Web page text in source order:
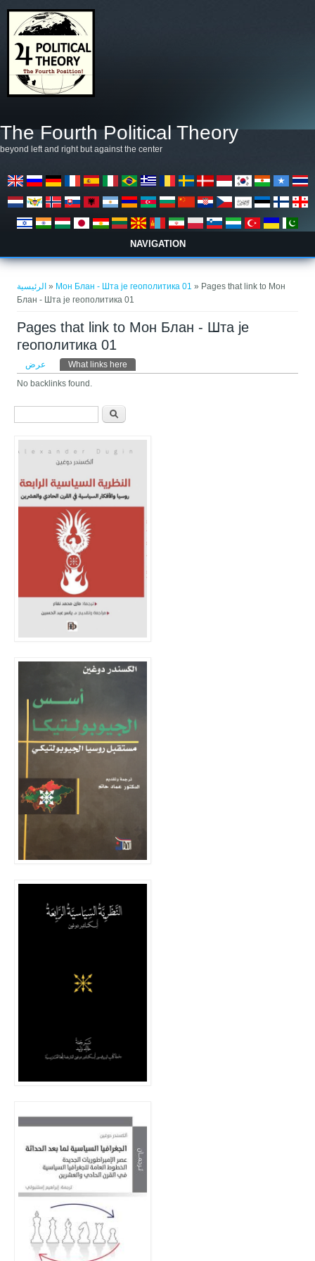
The Fourth Political Theory
beyond left and right but against the center
NAVIGATION
الرئيسية » Мон Блан - Шта је геополитика 01 » Pages that link to Мон
Блан - Шта је геополитика 01
Pages that link to Мон Блан - Шта је
геополитика 01
التبويبات الأساسية
عرض What links here
No backlinks found.
استمارة البحث